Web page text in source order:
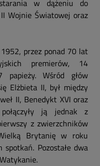
w dążeniu do
Wojnie Światowej oraz
przez ponad 70 lat
premierów, 14
Wśród głów
Elżbieta II, był między
II, Benedykt XVI oraz
ją jednak z
z zwierzchników
Brytanię w roku
Pozostałe dwa